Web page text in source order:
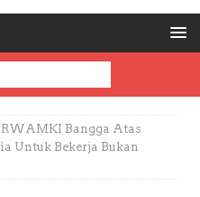
Bangga Atas
Untuk Bekerja Bukan